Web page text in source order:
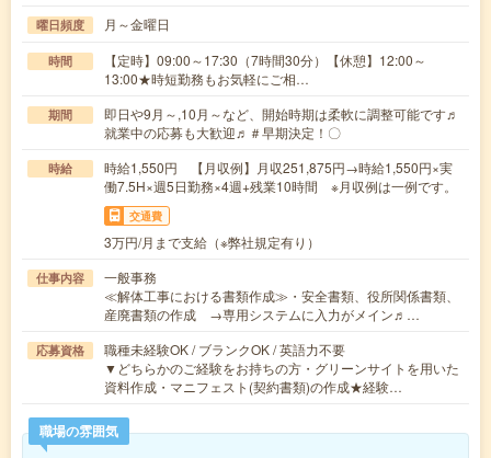
曜日頻度 月～金曜日
時間
【定時】09:00～17:30（7時間30分）【休憩】12:00～
13:00★時短勤務もお気軽にご相…
期間
即日や9月～,10月～など、開始時期は柔軟に調整可能です♬
就業中の応募も大歓迎♬＃早期決定！〇
時給
時給1,550円 【月収例】月収251,875円→時給1,550円×実
働7.5H×週5日勤務×4週+残業10時間 ※月収例は一例です。
交通費
3万円/月まで支給（※弊社規定有り）
仕事内容
一般事務
≪解体工事における書類作成≫・安全書類、役所関係書類、
産廃書類の作成 →専用システムに入力がメイン♬…
応募資格
職種未経験OK / ブランクOK / 英語力不要
▼どちらかのご経験をお持ちの方・グリーンサイトを用いた
資料作成・マニフェスト(契約書類)の作成★経験…
職場の雰囲気